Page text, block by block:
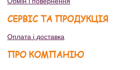
СЕРВІС ТА ПРОДУКЦІЯ
Оплата і доставка
ПРО КОМПАНІЮ